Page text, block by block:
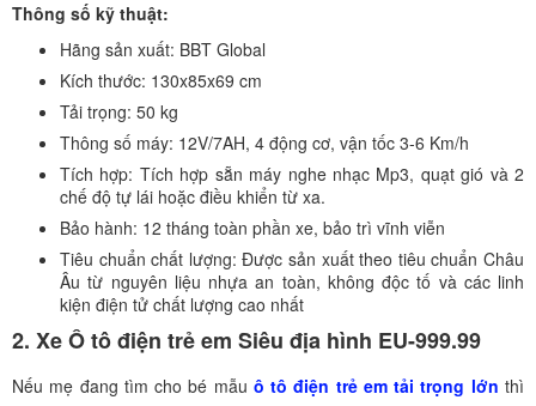
Thông số kỹ thuật:
Hãng sản xuất: BBT Global
Kích thước: 130x85x69 cm
Tải trọng: 50 kg
Thông số máy: 12V/7AH, 4 động cơ, vận tốc 3-6 Km/h
Tích hợp: Tích hợp sẵn máy nghe nhạc Mp3, quạt gió và 2
chế độ tự lái hoặc điều khiển từ xa.
Bảo hành: 12 tháng toàn phần xe, bảo trì vĩnh viễn
Tiêu chuẩn chất lượng: Được sản xuất theo tiêu chuẩn Châu
Âu từ nguyên liệu nhựa an toàn, không độc tố và các linh
kiện điện tử chất lượng cao nhất
2. Xe Ô tô điện trẻ em Siêu địa hình EU-999.99
Nếu mẹ đang tìm cho bé mẫu ô tô điện trẻ em tải trọng lớn thì